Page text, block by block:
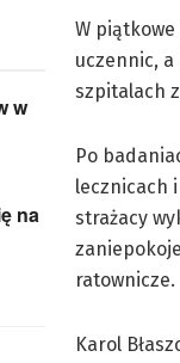
w
na
W
uczennic, a
szpitalach
Po
lecznicach
strażacy
ratownicze.
Karol